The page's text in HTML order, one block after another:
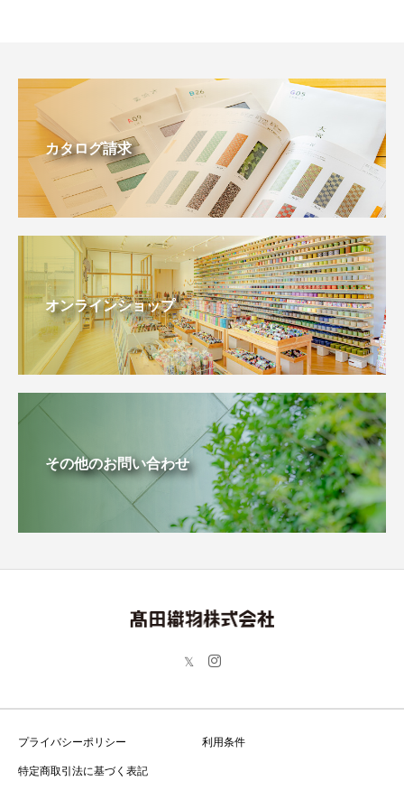
カタログ請求
オンラインショップ
その他のお問い合わせ
プライバシーポリシー
利用条件
特定商取引法に基づく表記